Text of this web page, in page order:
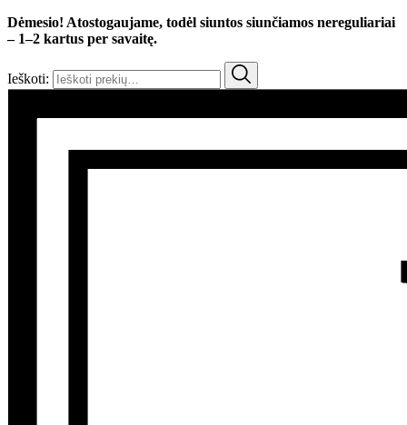
Dėmesio! Atostogaujame, todėl siuntos siunčiamos nereguliariai
– 1–2 kartus per savaitę.
Ieškoti: